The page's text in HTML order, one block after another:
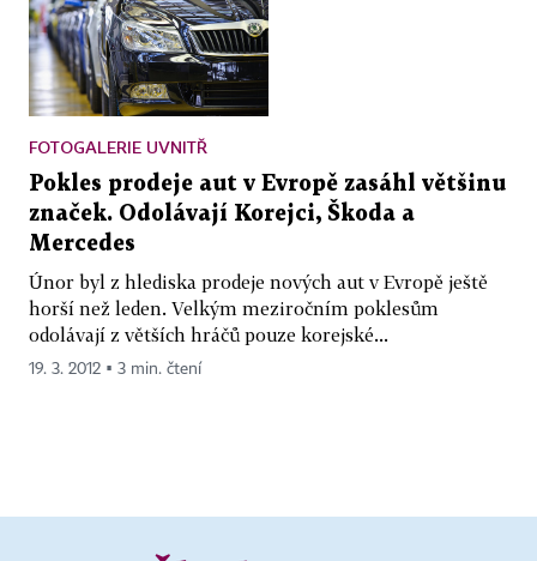
FOTOGALERIE UVNITŘ
Pokles prodeje aut v Evropě zasáhl většinu
značek. Odolávají Korejci, Škoda a
Mercedes
Únor byl z hlediska prodeje nových aut v Evropě ještě
horší než leden. Velkým meziročním poklesům
odolávají z větších hráčů pouze korejské...
19. 3. 2012 ▪ 3 min. čtení